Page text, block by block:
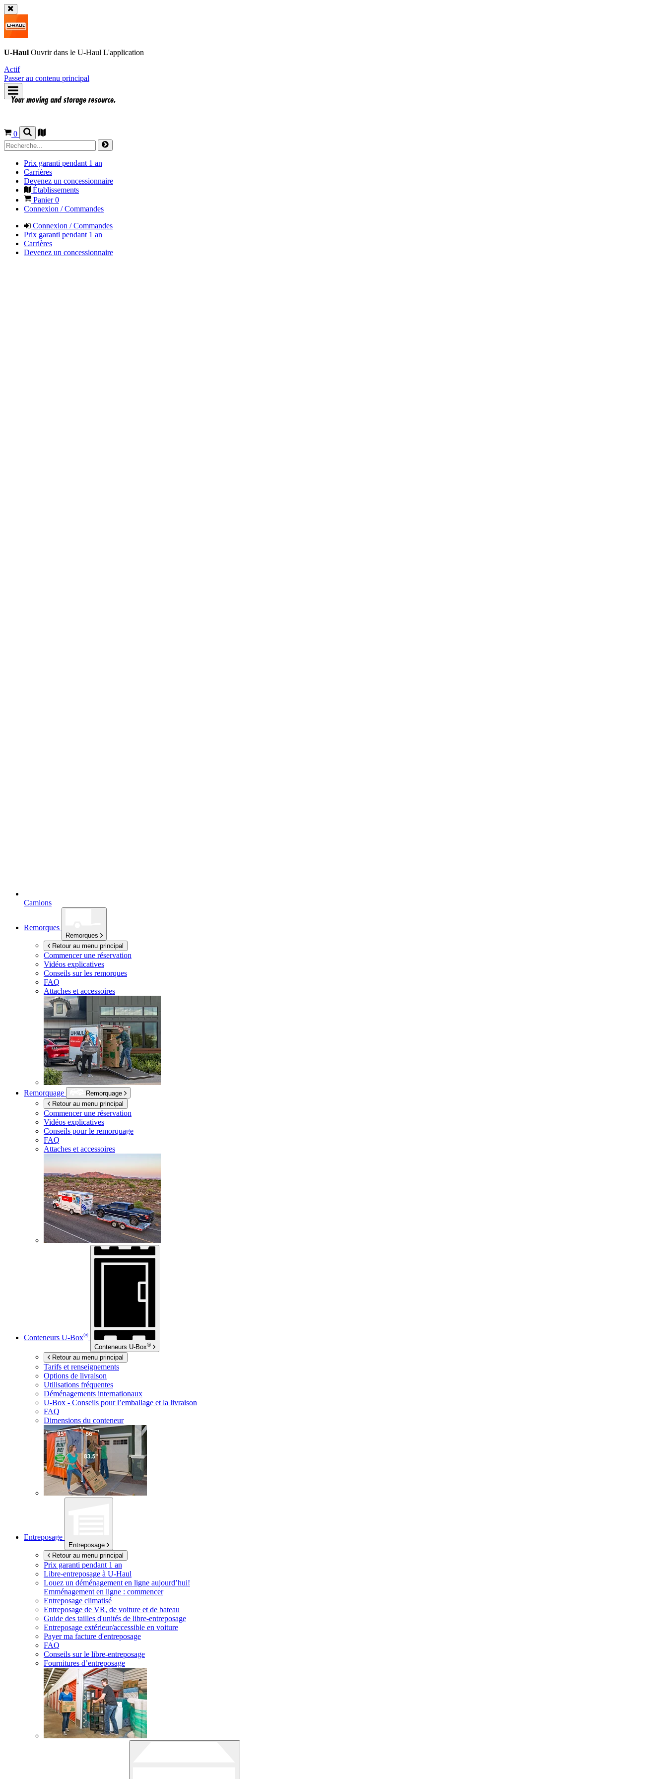
U-Haul Ouvrir dans le U-Haul L'application
Actif
Passer au contenu principal
0
Prix garanti pendant 1 an
Carrières
Devenez un concessionnaire
Établissements
Panier0
Connexion / Commandes
Connexion / Commandes
Prix garanti pendant 1 an
Carrières
Devenez un concessionnaire
Camions
Remorques
Remorques
Retour au menu principal
Commencer une réservation
Vidéos explicatives
Conseils sur les remorques
FAQ
Attaches et accessoires
Remorquage
Remorquage
Retour au menu principal
Commencer une réservation
Vidéos explicatives
Conseils pour le remorquage
FAQ
Attaches et accessoires
Conteneurs U-Box®
Conteneurs U-Box®
Retour au menu principal
Tarifs et renseignements
Options de livraison
Utilisations fréquentes
Déménagements internationaux
U-Box - Conseils pour l’emballage et la livraison
FAQ
Dimensions du conteneur
Entreposage
Entreposage
Retour au menu principal
Prix garanti pendant 1 an
Libre-entreposage à U-Haul
Louez un déménagement en ligne aujourd’hui!
Emménagement en ligne : commencer
Entreposage climatisé
Entreposage de VR, de voiture et de bateau
Guide des tailles d'unités de libre-entreposage
Entreposage extérieur/accessible en voiture
Payer ma facture d'entreposage
FAQ
Conseils sur le libre-entreposage
Fournitures d’entreposage